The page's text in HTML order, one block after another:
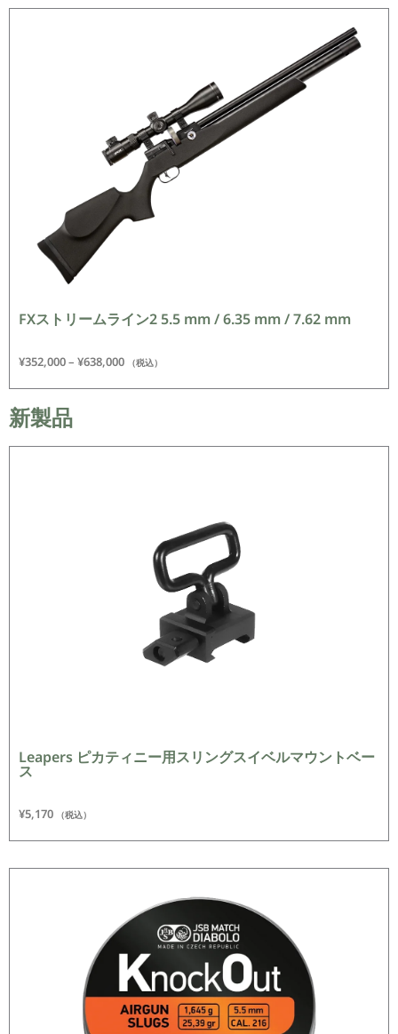
FXストリームライン2 5.5 mm / 6.35 mm / 7.62 mm
¥352,000– ¥638,000 （税込）
新製品​
Leapers ピカティニー用スリングスイベルマウントベー
ス
¥5,170 （税込）